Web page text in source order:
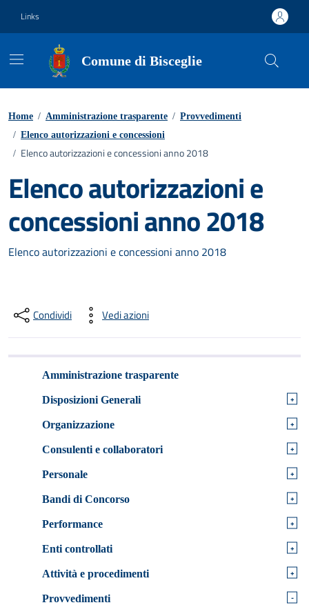
Links
Comune di Bisceglie
Home / Amministrazione trasparente / Provvedimenti
/ Elenco autorizzazioni e concessioni
/ Elenco autorizzazioni e concessioni anno 2018
Elenco autorizzazioni e
concessioni anno 2018
Elenco autorizzazioni e concessioni anno 2018
Condividi Vedi azioni
Amministrazione trasparente
Disposizioni Generali +
Organizzazione +
Consulenti e collaboratori +
Personale +
Bandi di Concorso +
Performance +
Enti controllati +
Attività e procedimenti +
Provvedimenti -